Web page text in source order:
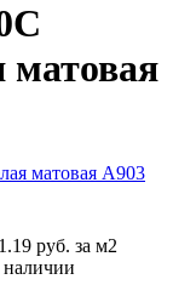
матовая
руб. за м2